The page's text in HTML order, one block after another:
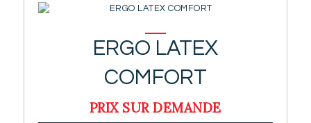
ERGO LATEX
COMFORT
PRIX SUR DEMANDE